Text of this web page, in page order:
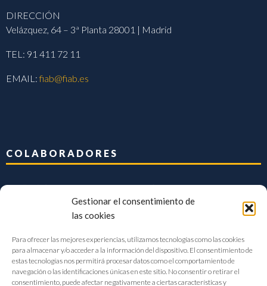
Gestionar el consentimiento de
las cookies
Para ofrecer las mejores experiencias, utilizamos tecnologías como las cookies
para almacenar y/o acceder a la información del dispositivo. El consentimiento de
estas tecnologías nos permitirá procesar datos como el comportamiento de
navegación o las identificaciones únicas en este sitio. No consentir o retirar el
consentimiento, puede afectar negativamente a ciertas características y
DIRECCIÓN
Velázquez, 64 – 3ª Planta 28001 | Madrid
TEL: 91 411 72 11
EMAIL:fiab@fiab.es
COLABORADORES